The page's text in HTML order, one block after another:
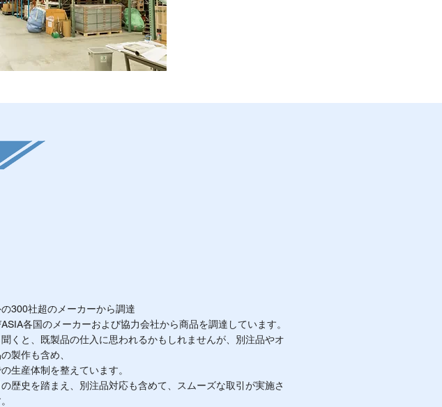
300社超のメーカーから調達
各国のメーカーおよび協力会社から商品を調達しています。
くと、既製品の仕入に思われるかもしれませんが、別注品やオ
製作も含め、
生産体制を整えています。
歴史を踏まえ、別注品対応も含めて、スムーズな取引が実施さ